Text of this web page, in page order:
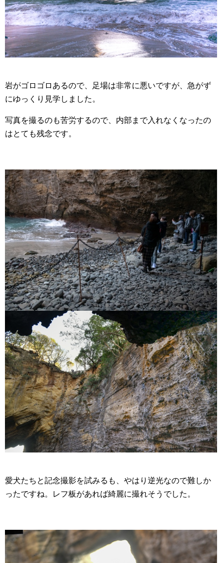
岩がゴロゴロあるので、足場は非常に悪いですが、急がず
にゆっくり見学しました。
写真を撮るのも苦労するので、内部まで入れなくなったの
はとても残念です。
愛犬たちと記念撮影を試みるも、やはり逆光なので難しか
ったですね。レフ板があれば綺麗に撮れそうでした。